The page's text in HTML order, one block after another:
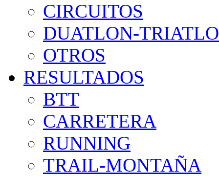
CIRCUITOS
DUATLON-
OTROS
RESULTADOS
BTT
CARRETERA
RUNNING
TRAIL-MONTAÑA